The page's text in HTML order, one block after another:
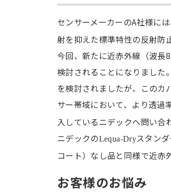
センサーメーカーのA社様に
射を抑えた標準特性の反射防
今回、新たに近赤外線（波長
検討されることになりました
を検討されましたが、このカ
サー帯域において、より透過
入しているニデックへ問い合
ニデックのLequa-Dryスタン
コート）なし品と同様で近赤
お客様のお悩み